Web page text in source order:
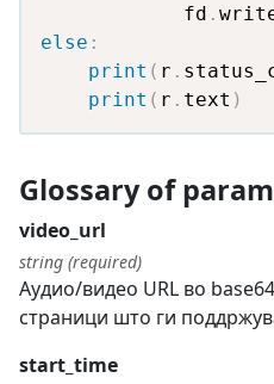
            fd
.
else :
print ( r .
print ( r . text )
Glossary of
video_url
string (required)
Аудио/видео URL во
страници што ги
start_time